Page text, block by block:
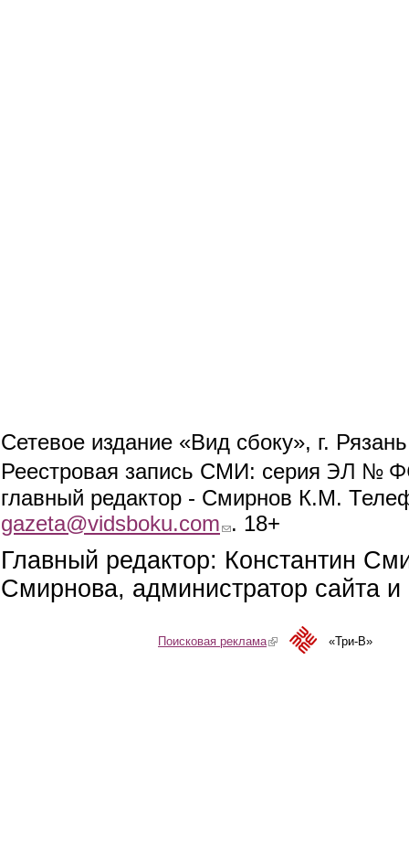
Сетевое издание «Вид сбоку», г.
Реестровая запись СМИ: серия ЭЛ №
главный редактор - Смирнов К.М.
gazeta@vidsboku.com (link sends e-mail)
. 18+
Главный редактор: Константин
Смирнова, администратор сайта
Поисковая реклама(link is external)«Три-В»